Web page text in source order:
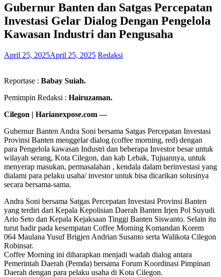
Gubernur Banten dan Satgas Percepatan
Investasi Gelar Dialog Dengan Pengelola
Kawasan Industri dan Pengusaha
April 25, 2025April 25, 2025 Redaksi
Reportase : Babay Suiah.
Pemimpin Redaksi : Hairuzaman.
Cilegon | Harianexpose.com —
Gubernur Banten Andra Soni bersama Satgas Percepatan Investasi
Provinsi Banten menggelar dialog (coffee morning, red) dengan
para Pengelola kawasan Industri dan beberapa Investor besar untuk
wilayah serang, Kota Cilegon, dan kab Lebak, Tujuannya, untuk
menyerap masukan, permasalahan , kendala dalam berinvestasi yang
dialami para pelaku usaha/ investor untuk bisa dicarikan solusinya
secara bersama-sama.
Andra Soni bersama Satgas Percepatan Investasi Provinsi Banten
yang terdiri dari Kepala Kepolisian Daerah Banten Irjen Pol Suyudi
Ario Seto dan Kepala Kejaksaan Tinggi Banten Siswanto. Selain itu
turut hadir pada kesempatan Coffee Morning Komandan Korem
064 Maulana Yusuf Brigjen Andrian Susanto serta Walikota Cilegon
Robinsar.
Coffee Morning ini diharapkan menjadi wadah dialog antara
Pemerintah Daerah (Pemda) bersama Forum Koordinasi Pimpinan
Daerah dengan para pelaku usaha di Kota Cilegon.